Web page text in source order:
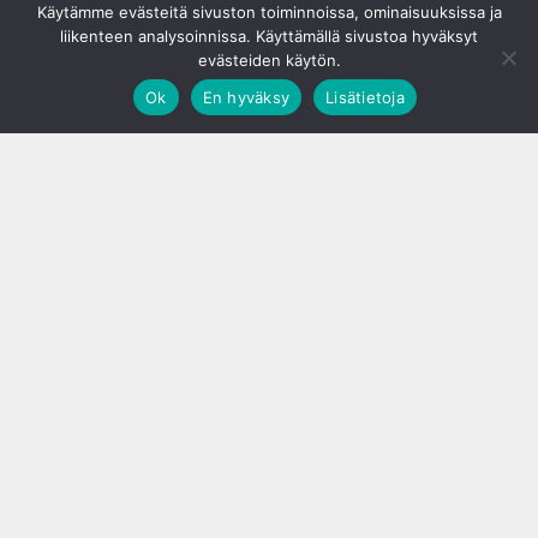
Käytämme evästeitä sivuston toiminnoissa, ominaisuuksissa ja
liikenteen analysoinnissa. Käyttämällä sivustoa hyväksyt
evästeiden käytön.
Ok
En hyväksy Lisätietoja